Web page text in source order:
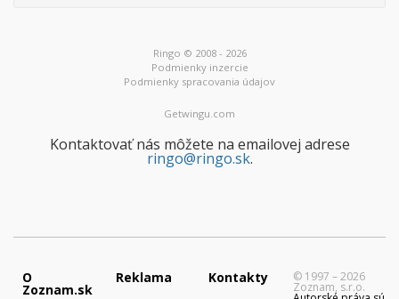
Ringo © 2008 - 2026
Podmienky inzercie
Podmienky spracovania údajov
Getwingu.com
Kontaktovať nás môžete na emailovej adrese
ringo@ringo.sk.
O
Zoznam.sk
Reklama Kontakty © 1997 – 2026
Zoznam, s.r.o.